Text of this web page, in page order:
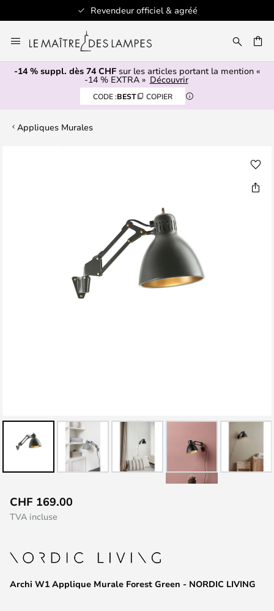
Revendeur officiel & agréé
au
contenu
-14 % suppl. dès 74 CHF sur les articles portant la mention «
-14 % EXTRA » Découvrir
CODE :BEST COPIER
Appliques Murales
to
the
of
images
Archi W1 Applique Murale Forest Green - NORDIC LIVING
CHF 169.00
TVA incluse